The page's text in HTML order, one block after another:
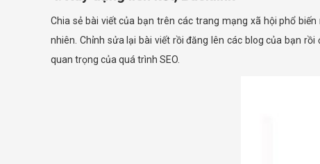
Chia sẻ bài viết của bạn trên các trang mạng xã hội phổ
nhiên. Chỉnh sửa lại bài viết rồi đăng lên các blog của bạn
quan trọng của quá trình SEO.